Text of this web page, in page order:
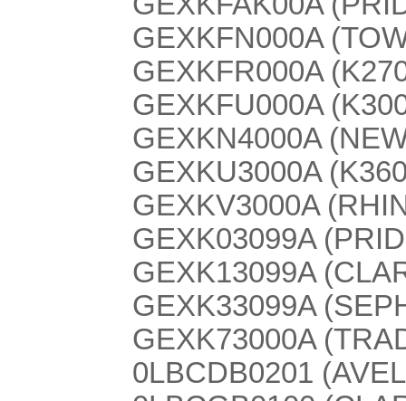
GEXKFN000A
GEXKFR000A
GEXKFU000A
GEXKN4000A
GEXKU3000A
GEXKV3000A
GEXK03099A
GEXK13099A
GEXK33099A
GEXK73000A
0LBCDB0201